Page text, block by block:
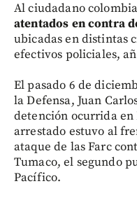
Al ciudadano
atentados en contra
ubicadas en distintas
efectivos policiales,
El pasado 6 de
la Defensa, Juan
detención ocurrida en
arrestado estuvo al
ataque de las Farc
Tumaco, el segundo
Pacífico.